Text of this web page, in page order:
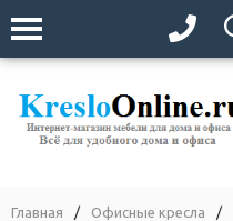
Главная / Офисные кресла /